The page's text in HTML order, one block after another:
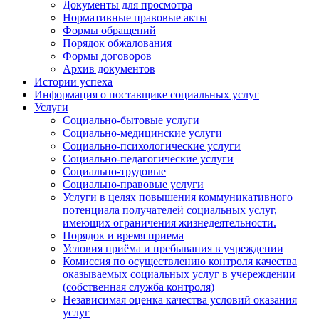
Документы для просмотра
Нормативные правовые акты
Формы обращений
Порядок обжалования
Формы договоров
Архив документов
Истории успеха
Информация о поставщике социальных услуг
Услуги
Социально-бытовые услуги
Социально-медицинские услуги
Социально-психологические услуги
Социально-педагогические услуги
Социально-трудовые
Социально-правовые услуги
Услуги в целях повышения коммуникативного
потенциала получателей социальных услуг,
имеющих ограничения жизнедеятельности.
Порядок и время приема
Условия приёма и пребывания в учреждении
Комиссия по осуществлению контроля качества
оказываемых социальных услуг в учереждении
(собственная служба контроля)
Независимая оценка качества условий оказания
услуг